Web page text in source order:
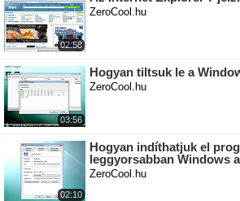
02:58
ZeroCool.hu
03:56
Hogyan tiltsuk le a
ZeroCool.hu
02:10
Hogyan indíthatjuk el
leggyorsabban Windows
ZeroCool.hu